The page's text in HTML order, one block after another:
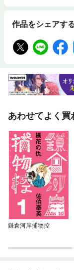
作品をシェアす
あわせてよく買
鎌倉河岸捕物控